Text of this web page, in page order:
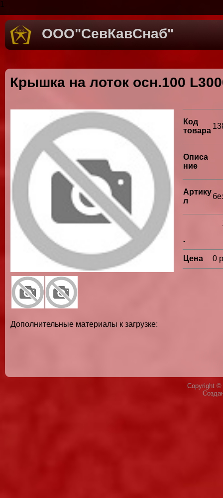
1
ООО"СевКавСнаб"
Крышка на лоток осн.100
Дополнительные материалы к загрузке:
Код
товара
Описа
ние
Артику
л
-
Цена 0
Copyright